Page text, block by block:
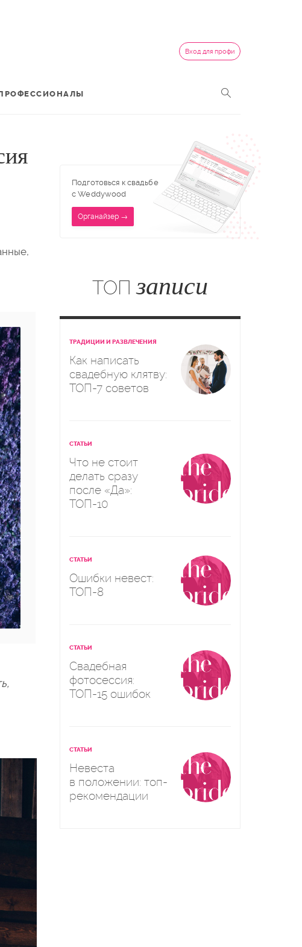
Вход для профи
Подготовься к свадьбе
с Weddywood
Органайзер →
ТОП записи
ТРАДИЦИИ И РАЗВЛЕЧЕНИЯ
Как написать
свадебную клятву:
ТОП-7 советов
СТАТЬИ
Что не стоит
делать сразу
после «Да»:
ТОП-10
СТАТЬИ
Ошибки невест:
ТОП-8
СТАТЬИ
Свадебная
фотосессия:
ТОП-15 ошибок
СТАТЬИ
Невеста
в положении: топ-
рекомендации